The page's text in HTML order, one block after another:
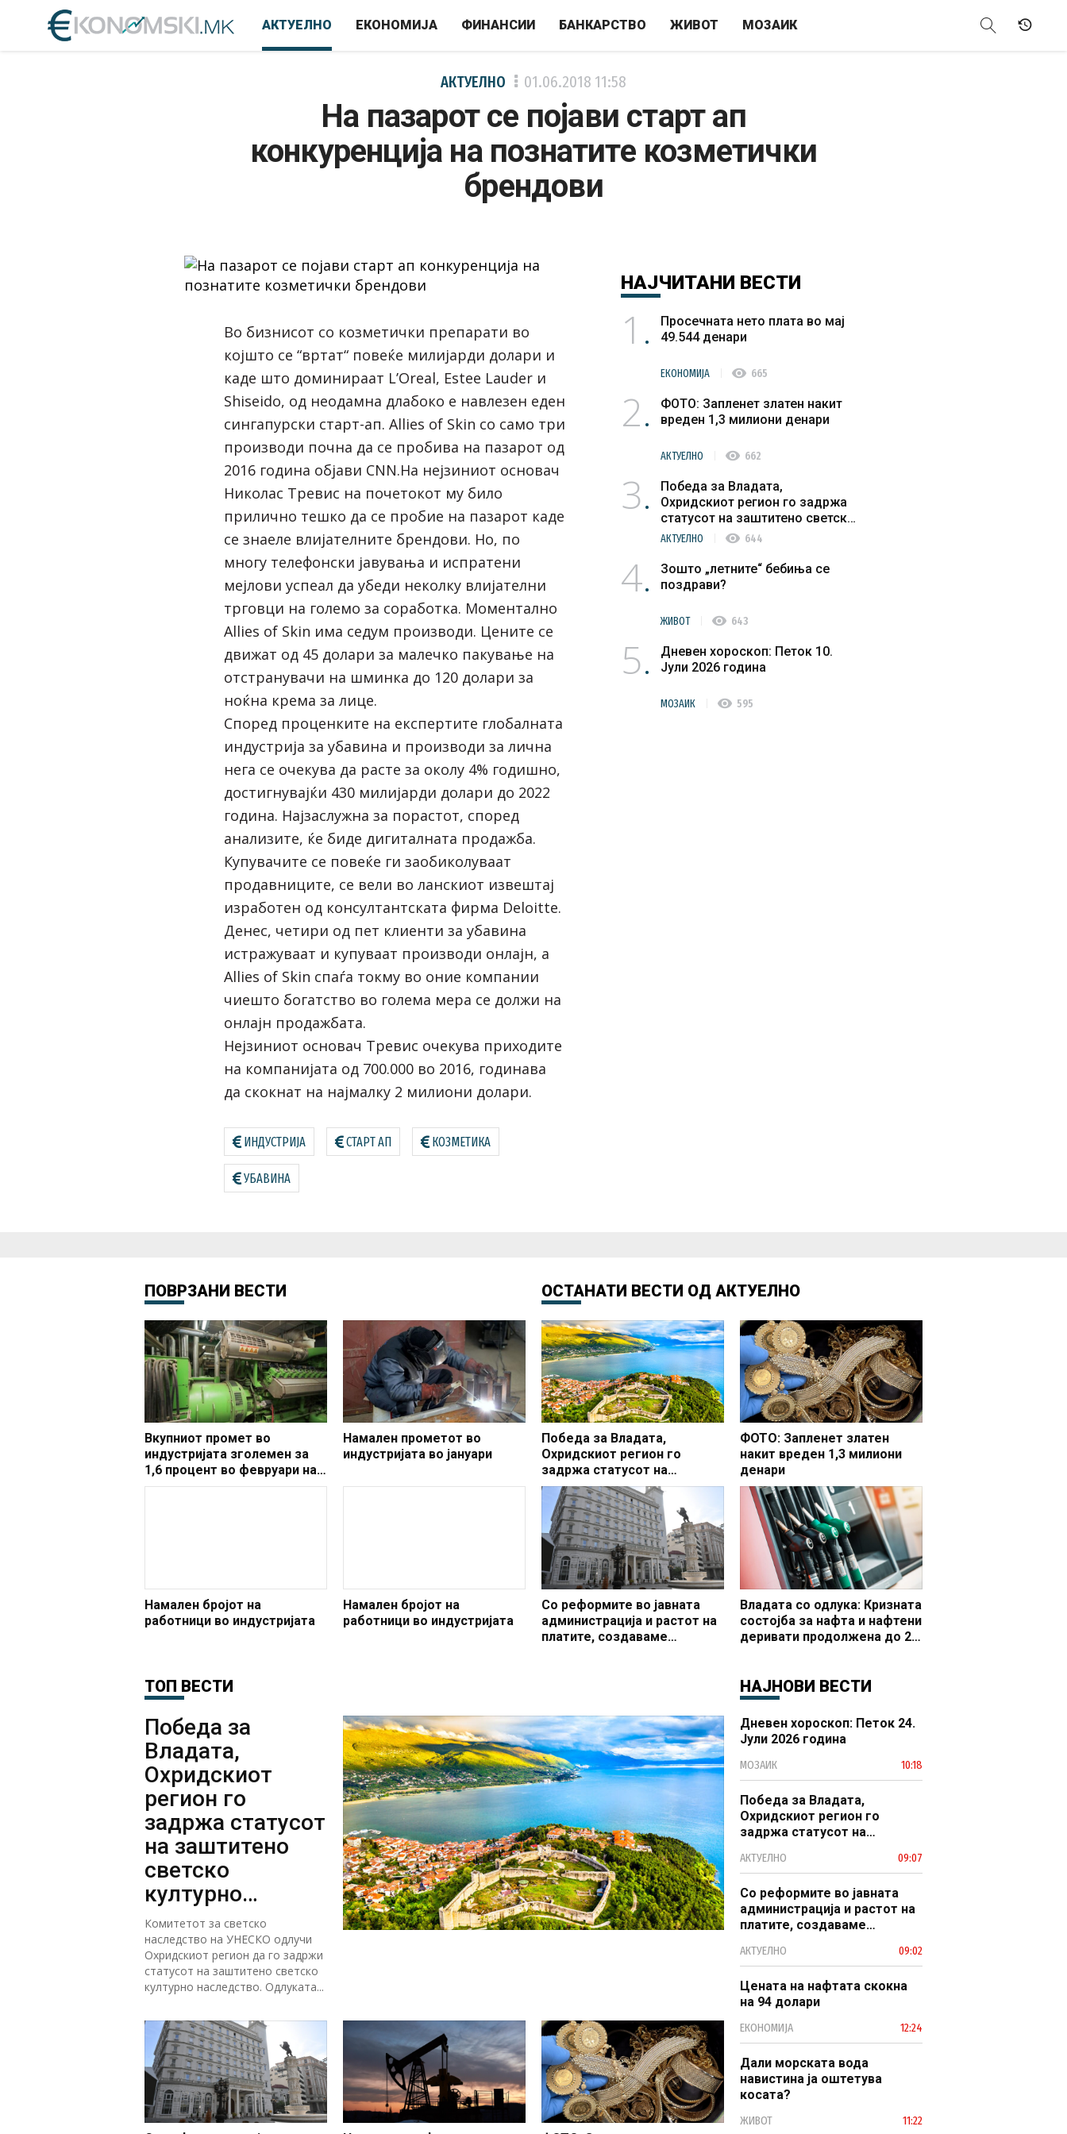
АКТУЕЛНО ЕКОНОМИЈА ФИНАНСИИ БАНКАРСТВО ЖИВОТ МОЗАИК
АКТУЕЛНО 01.06.2018 11:58
На пазарот се појави старт ап
конкуренција на познатите козметички
брендови
Во бизнисот со козметички препарати во
којшто се “вртат“ повеќе милијарди долари и
каде што доминираат L’Oreal, Estee Lauder и
Shiseido, од неодамна длабоко е навлезен еден
сингапурски старт-ап. Allies of Skin со само три
производи почна да се пробива на пазарот од
2016 година објави CNN.На нејзиниот основач
Николас Тревис на почетокот му било
прилично тешко да се пробие на пазарот каде
се знаеле влијателните брендови. Но, по
многу телефонски јавувања и испратени
мејлови успеал да убеди неколку влијателни
трговци на големо за соработка. Моментално
Allies of Skin има седум производи. Цените се
движат од 45 долари за малечко пакување на
отстранувачи на шминка до 120 долари за
ноќна крема за лице.
Според проценките на експертите глобалната
индустрија за убавина и производи за лична
нега се очекува да расте за околу 4% годишно,
достигнувајќи 430 милијарди долари до 2022
година. Најзаслужна за порастот, според
анализите, ќе биде дигиталната продажба.
Купувачите се повеќе ги заобиколуваат
продавниците, се вели во ланскиот извештај
изработен од консултантската фирма Deloitte.
Денес, четири од пет клиенти за убавина
истражуваат и купуваат производи онлајн, а
Allies of Skin спаѓа токму во оние компании
чиешто богатство во голема мера се должи на
онлајн продажбата.
Нејзиниот основач Тревис очекува приходите
на компанијата од 700.000 во 2016, годинава
да скокнат на најмалку 2 милиони долари.
ИНДУСТРИЈА СТАРТ АП КОЗМЕТИКА
УБАВИНА
НАЈЧИТАНИ ВЕСТИ
1
Просечната нето плата во мај
49.544 денари
ЕКОНОМИЈА visibility 665
2
ФОТО: Запленет златен накит
вреден 1,3 милиони денари
АКТУЕЛНО visibility 662
3
Победа за Владата,
Охридскиот регион го задржа
статусот на заштитено светско
културно наследство
АКТУЕЛНО visibility 644
4
Зошто „летните“ бебиња се
поздрави?
ЖИВОТ visibility 643
5
Дневен хороскоп: Петок 10.
Јули 2026 година
МОЗАИК visibility 595
ПОВРЗАНИ ВЕСТИ
Вкупниот промет во
индустријата зголемен за
1,6 процент во февруари на
годишно ниво
Намален прометот во
индустријата во јануари
Намален бројот на
работници во индустријата
Намален бројот на
работници во индустријата
ОСТАНАТИ ВЕСТИ ОД АКТУЕЛНО
Победа за Владата,
Охридскиот регион го
задржа статусот на
заштитено светско културно
наследство
Со реформите во јавната
администрација и растот на
платите, создаваме
ФОТО: Запленет златен
накит вреден 1,3 милиони
денари
Владата со одлука: Кризната
состојба за нафта и нафтени
деривати продолжена до 20
ТОП ВЕСТИ
Победа за
Владата,
Охридскиот
регион го
задржа статусот
на заштитено
светско
културно
наследство
Комитетот за светско
наследство на УНЕСКО одлучи
Охридскиот регион да го задржи
статусот на заштитено светско
културно наследство. Одлуката...
НАЈНОВИ ВЕСТИ
Дневен хороскоп: Петок 24.
Јули 2026 година
МОЗАИК 10:18
Победа за Владата,
Охридскиот регион го
задржа статусот на
наследство
АКТУЕЛНО 09:07
Со реформите во јавната
администрација и растот на
платите, создаваме
модерен јавен сектор
АКТУЕЛНО 09:02
Цената на нафтата скокна
на 94 долари
ЕКОНОМИЈА 12:24
Дали морската вода
навистина ја оштетува
косата?
ЖИВОТ 11:22